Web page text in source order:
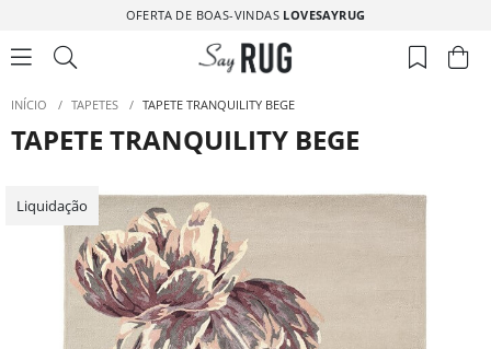
OFERTA DE BOAS-VINDAS LOVESAYRUG
INÍCIO / TAPETES / TAPETE TRANQUILITY BEGE
TAPETE TRANQUILITY BEGE
Liquidação